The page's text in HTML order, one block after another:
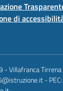
di
- Villafranca
- PEC: